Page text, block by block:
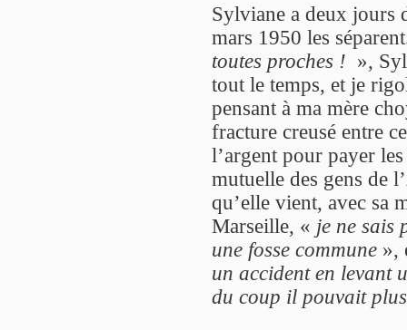
Sylviane a deux jours
mars 1950 les
toutes proches ! »,
tout le temps, et je
pensant à ma mère
fracture creusé entre
l’argent pour payer
mutuelle des gens de
qu’elle vient, avec sa
Marseille, « je ne sais
une fosse commune »,
un accident en levant
du coup il pouvait